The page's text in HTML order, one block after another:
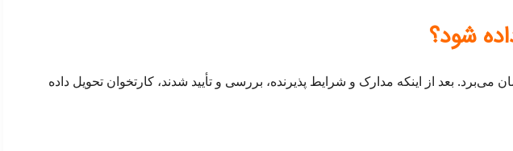
شود؟
ثبت و تأیید مدارک و شرایط شما در سیستم پرداخت الکترونیک حدود یک الی 4 روز زمان می‌برد. بعد از اینکه مدارک و شرایط پذیرنده، بررسی و تأیید شدند، کارتخوان تحویل داده